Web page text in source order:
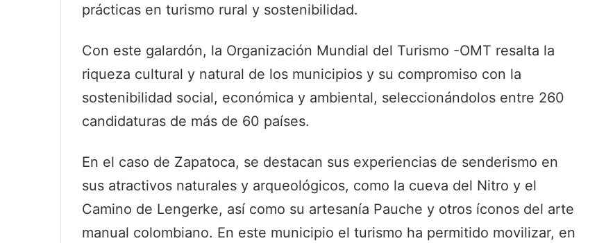
prácticas en turismo rural y sostenibilidad.
Con este galardón, la Organización Mundial del Turismo -OMT resalta la
riqueza cultural y natural de los municipios y su compromiso con la
sostenibilidad social, económica y ambiental, seleccionándolos entre 260
candidaturas de más de 60 países.
En el caso de Zapatoca, se destacan sus experiencias de senderismo en
sus atractivos naturales y arqueológicos, como la cueva del Nitro y el
Camino de Lengerke, así como su artesanía Pauche y otros íconos del arte
manual colombiano. En este municipio el turismo ha permitido movilizar, en